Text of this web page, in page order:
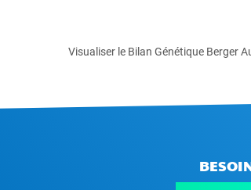
Visualiser le Bilan Génétique Berger